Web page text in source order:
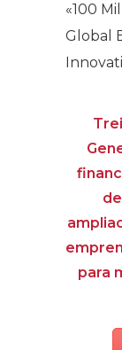
«100
Global
para